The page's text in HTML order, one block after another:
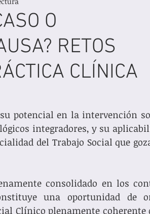
O
RETOS
CLÍNICA
potencial en la intervención
integradores, y su
del Trabajo Social que
consolidado en los
una oportunidad de
Clínico plenamente coherente